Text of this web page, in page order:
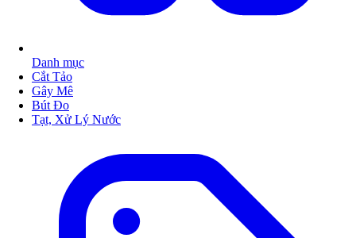
Danh mục
Cắt Tảo
Gây Mê
Bút Đo
Tạt, Xử Lý Nước